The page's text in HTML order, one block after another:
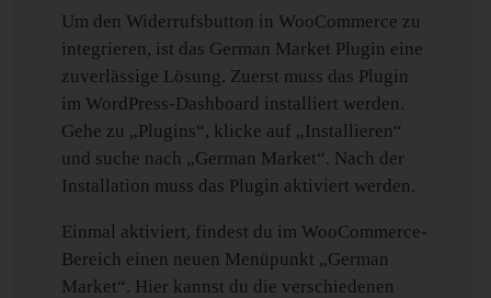
Um den Widerrufsbutton in WooCommerce zu
integrieren, ist das German Market Plugin eine
zuverlässige Lösung. Zuerst muss das Plugin
im WordPress-Dashboard installiert werden.
Gehe zu „Plugins“, klicke auf „Installieren“
und suche nach „German Market“. Nach der
Installation muss das Plugin aktiviert werden.
Einmal aktiviert, findest du im WooCommerce-
Bereich einen neuen Menüpunkt „German
Market“. Hier kannst du die verschiedenen